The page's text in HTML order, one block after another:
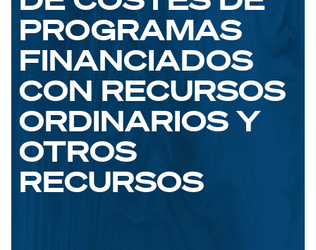
PROGRAMAS
FINANCIADOS
CON RECURSOS
ORDINARIOS Y
OTROS
RECURSOS